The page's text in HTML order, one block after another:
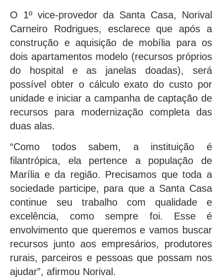
O 1º vice-provedor da Santa Casa, Norival
Carneiro Rodrigues, esclarece que após a
construção e aquisição de mobília para os
dois apartamentos modelo (recursos próprios
do hospital e as janelas doadas), será
possível obter o cálculo exato do custo por
unidade e iniciar a campanha de captação de
recursos para modernização completa das
duas alas.
“Como todos sabem, a instituição é
filantrópica, ela pertence a população de
Marília e da região. Precisamos que toda a
sociedade participe, para que a Santa Casa
continue seu trabalho com qualidade e
excelência, como sempre foi. Esse é
envolvimento que queremos e vamos buscar
recursos junto aos empresários, produtores
rurais, parceiros e pessoas que possam nos
ajudar”, afirmou Norival.